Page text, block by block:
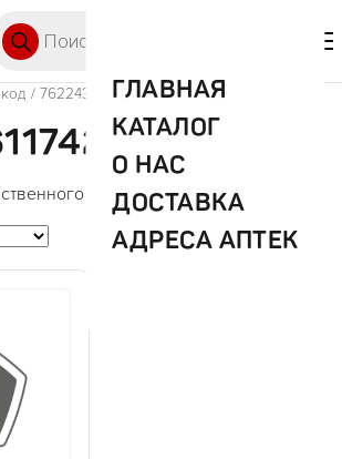
ГЛАВНАЯ
КАТАЛОГ
О НАС
ДОСТАВКА
АДРЕСА АПТЕК
/ 7622436117423
товара